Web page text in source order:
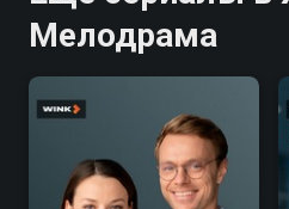
Мелодрама